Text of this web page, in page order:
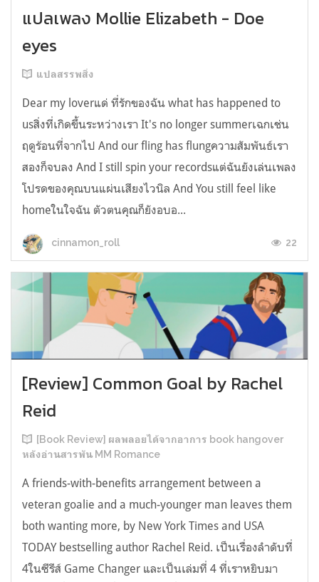
แปลเพลง Mollie Elizabeth - Doe
eyes
แปลสรรพสิ่ง
Dear my loverแด่ ที่รักของฉัน what has happened to
usสิ่งที่เกิดขึ้นระหว่างเรา It's no longer summerเฉกเช่น
ฤดูร้อนที่จากไป And our fling has flungความสัมพันธ์เรา
สองก็จบลง And I still spin your recordsแต่ฉันยังเล่นเพลง
โปรดของคุณบนแผ่นเสียงไวนิล And You still feel like
homeในใจฉัน ตัวตนคุณก็ยังอบอ...
cinnamon_roll 22
[Review] Common Goal by Rachel
Reid
[Book Review] ผลพลอยได้จากอาการ book hangover
หลังอ่านสารพัน MM Romance
A friends-with-benefits arrangement between a
veteran goalie and a much-younger man leaves them
both wanting more, by New York Times and USA
TODAY bestselling author Rachel Reid. เป็นเรื่องลำดับที่
4ในซีรีส์ Game Changer และเป็นเล่มที่ 4 ที่เราหยิบมา